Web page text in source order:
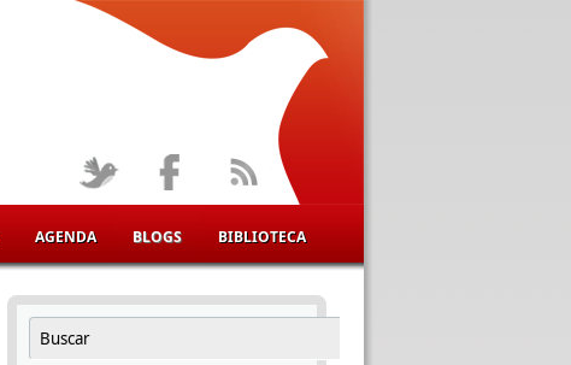
AGENDA BLOGS BIBLIOTECA
FORMULARIO DE BÚSQUEDA
Buscar